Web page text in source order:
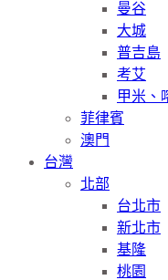
曼谷
大城
普吉島
考艾
甲米、
菲律賓
澳門
台灣
北部
台北市
新北市
基隆
桃園